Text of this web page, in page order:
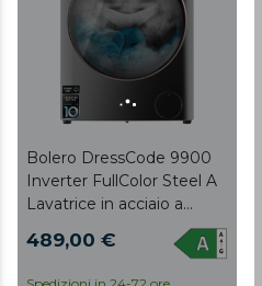
Bolero DressCode 9900
Inverter FullColor Steel A
Lavatrice in acciaio a
capacità di 9 kg e 1400
489,00 €